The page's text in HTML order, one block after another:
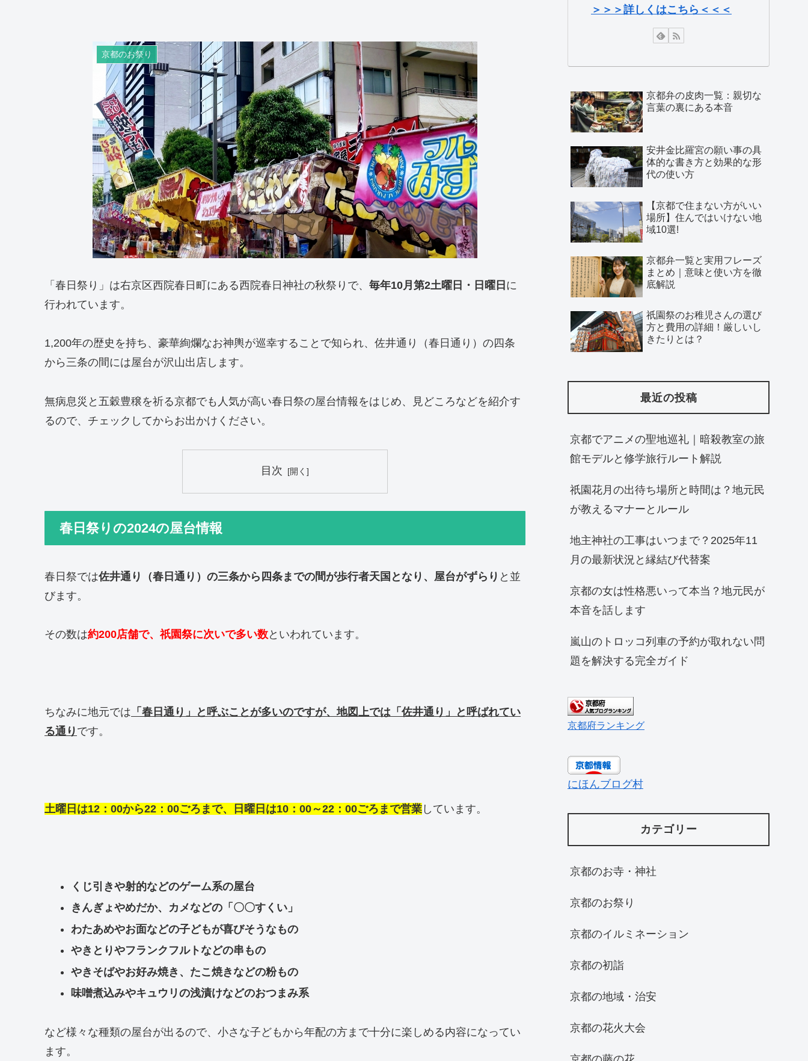
京都のお祭り
「春日祭り」は右京区西院春日町にある西院春日神社の秋祭りで、 毎年10月第2土曜日・日曜日 に
行われています。
1,200年の歴史を持ち、豪華絢爛なお神輿が巡幸することで知られ、佐井通り（春日通り）の四条
から三条の間には屋台が沢山出店します。
無病息災と五穀豊穣を祈る京都でも人気が高い春日祭の屋台情報をはじめ、見どころなどを紹介す
るので、チェックしてからお出かけください。
目次
春日祭りの2024の屋台情報
春日祭では佐井通り（春日通り）の三条から四条までの間が歩行者天国となり、屋台がずらり と並
びます。
その数は約200店舗で、祇園祭に次いで多い数といわれています。
ちなみに地元では 「春日通り」と呼ぶことが多いのですが、地図上では「佐井通り」と呼ばれてい
る通り です。
土曜日は12：00から22：00ごろまで、日曜日は10：00～22：00ごろまで営業 しています。
くじ引きや射的などのゲーム系の屋台
きんぎょやめだか、カメなどの「〇〇すくい」
わたあめやお面などの子どもが喜びそうなもの
やきとりやフランクフルトなどの串もの
やきそばやお好み焼き、たこ焼きなどの粉もの
味噌煮込みやキュウリの浅漬けなどのおつまみ系
など様々な種類の屋台が出るので、小さな子どもから年配の方まで十分に楽しめる内容になってい
ます。
＞＞＞詳しくはこちら＜＜＜
京都弁の皮肉一覧：親切な
言葉の裏にある本音
安井金比羅宮の願い事の具
体的な書き方と効果的な形
代の使い方
【京都で住まない方がいい
場所】住んではいけない地
域10選!
京都弁一覧と実用フレーズ
まとめ｜意味と使い方を徹
底解説
祇園祭のお稚児さんの選び
方と費用の詳細！厳しいし
きたりとは？
最近の投稿
京都でアニメの聖地巡礼｜暗殺教室の旅
館モデルと修学旅行ルート解説
祇園花月の出待ち場所と時間は？地元民
が教えるマナーとルール
地主神社の工事はいつまで？2025年11
月の最新状況と縁結び代替案
京都の女は性格悪いって本当？地元民が
本音を話します
嵐山のトロッコ列車の予約が取れない問
題を解決する完全ガイド
京都府ランキング
にほんブログ村
カテゴリー
京都のお寺・神社
京都のお祭り
京都のイルミネーション
京都の初詣
京都の地域・治安
京都の花火大会